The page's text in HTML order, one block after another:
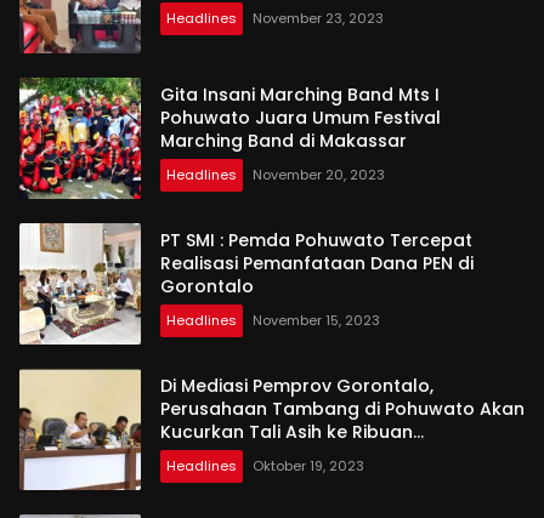
Headlines November 23, 2023
Gita Insani Marching Band Mts I
Pohuwato Juara Umum Festival
Marching Band di Makassar
Headlines November 20, 2023
PT SMI : Pemda Pohuwato Tercepat
Realisasi Pemanfataan Dana PEN di
Gorontalo
Headlines November 15, 2023
Di Mediasi Pemprov Gorontalo,
Perusahaan Tambang di Pohuwato Akan
Kucurkan Tali Asih ke Ribuan
Penambang
Headlines Oktober 19, 2023